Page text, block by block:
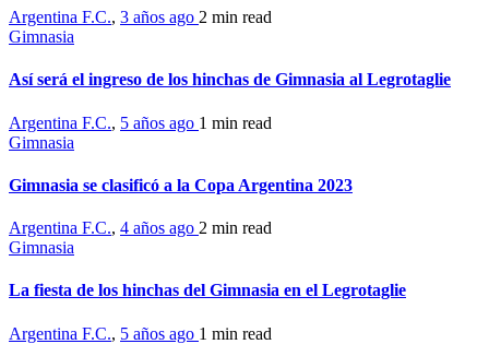
Argentina F.C., 3 años ago 2 min read
Gimnasia
Así será el ingreso de los hinchas de Gimnasia al Legrotaglie
Argentina F.C., 5 años ago 1 min read
Gimnasia
Gimnasia se clasificó a la Copa Argentina 2023
Argentina F.C., 4 años ago 2 min read
Gimnasia
La fiesta de los hinchas del Gimnasia en el Legrotaglie
Argentina F.C., 5 años ago 1 min read